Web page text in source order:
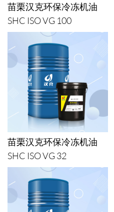
苗栗汉克环保冷冻机油
SHC ISO VG 100
苗栗汉克环保冷冻机油
SHC ISO VG 32